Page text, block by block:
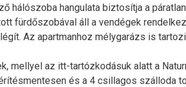
hálószoba hangulata biztosítja a
fürdőszobával áll a vendégek
Az apartmanhoz mélygarázs is
mellyel az itt-tartózkodásuk alatt a
és a 4 csillagos szálloda